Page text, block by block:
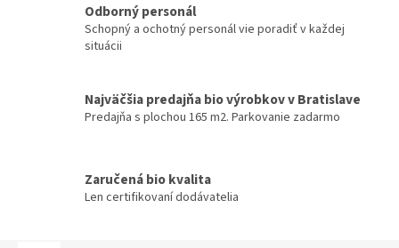
Odborný personál
Schopný a ochotný personál vie poradiť v každej
situácii
Najväčšia predajňa bio výrobkov v Bratislave
Predajňa s plochou 165 m2. Parkovanie zadarmo
Zaručená bio kvalita
Len certifikovaní dodávatelia